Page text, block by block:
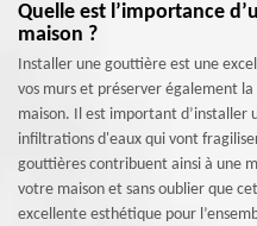
Quelle est l’importance
maison ?
Installer une gouttière est une
vos murs et préserver également
maison. Il est important d’installer
infiltrations d'eaux qui vont
gouttières contribuent ainsi à une
votre maison et sans oublier que
excellente esthétique pour